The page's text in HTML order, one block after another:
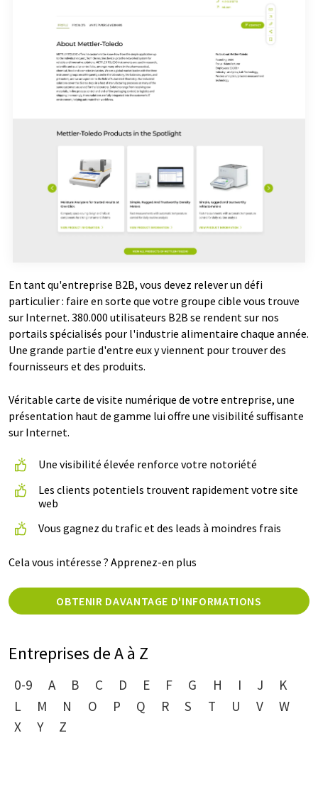
En tant qu'entreprise B2B, vous devez relever un défi
particulier : faire en sorte que votre groupe cible vous trouve
sur Internet. 380.000 utilisateurs B2B se rendent sur nos
portails spécialisés pour l'industrie alimentaire chaque année.
Une grande partie d'entre eux y viennent pour trouver des
fournisseurs et des produits.
Véritable carte de visite numérique de votre entreprise, une
présentation haut de gamme lui offre une visibilité suffisante
sur Internet.
Une visibilité élevée renforce votre notoriété
Les clients potentiels trouvent rapidement votre site
web
Vous gagnez du trafic et des leads à moindres frais
Cela vous intéresse ? Apprenez-en plus
OBTENIR DAVANTAGE D'INFORMATIONS
Entreprises de A à Z
0-9 A B C D E F G H I J
K
L
M N O P Q R S T U V
W
X
Y Z